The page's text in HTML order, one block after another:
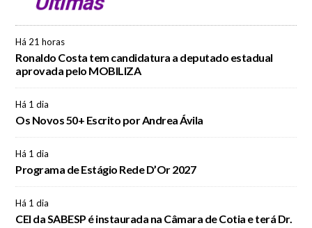
Há 21 horas
Ronaldo Costa tem candidatura a deputado estadual
aprovada pelo MOBILIZA
Há 1 dia
Os Novos 50+ Escrito por Andrea Ávila
Há 1 dia
Programa de Estágio Rede D’Or 2027
Há 1 dia
CEI da SABESP é instaurada na Câmara de Cotia e terá Dr.